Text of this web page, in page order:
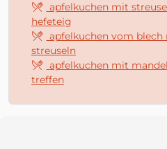
apfelkuchen mit
hefeteig
apfelkuchen vom
streuseln
apfelkuchen mit
treffen